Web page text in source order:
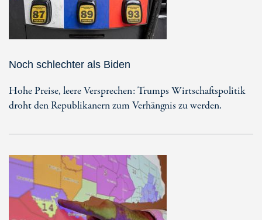
Noch schlechter als Biden
Hohe Preise, leere Versprechen: Trumps Wirtschaftspolitik
droht den Republikanern zum Verhängnis zu werden.